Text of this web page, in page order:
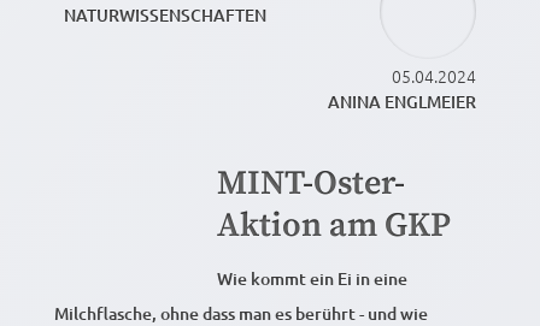
NATURWISSENSCHAFTEN
05.04.2024
ANINA ENGLMEIER
MINT-Oster-
Aktion am GKP
Wie kommt ein Ei in eine
Milchflasche, ohne dass man es berührt - und wie